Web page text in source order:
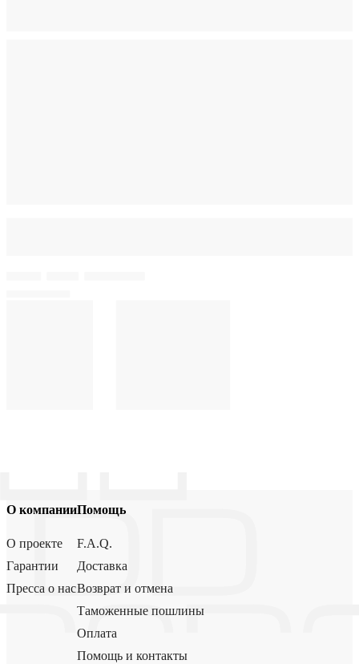
О компании
О проекте
Гарантии
Пресса о нас
Помощь
F.A.Q.
Доставка
Возврат и отмена
Таможенные пошлины
Оплата
Помощь и контакты